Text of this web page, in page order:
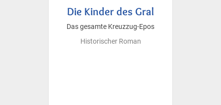
Die Kinder des Gral
Das gesamte Kreuzzug-Epos
Historischer Roman